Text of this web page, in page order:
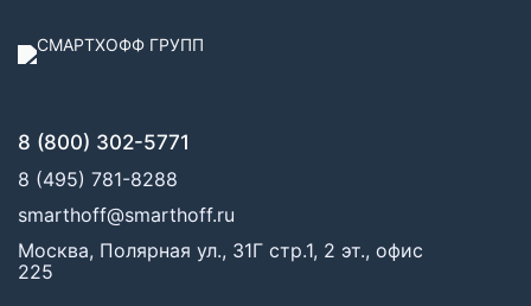
8 (800) 302-5771
8 (495) 781-8288
smarthoff@smarthoff.ru
Москва, Полярная ул., 31Г стр.1, 2 эт., офис
225